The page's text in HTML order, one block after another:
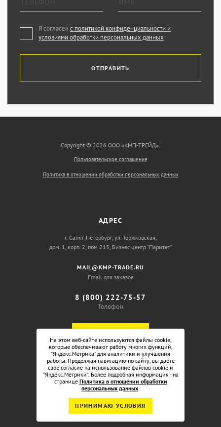
Я согласен с политикой конфиденциальности и
условиями обработки персональных данных
ОТПРАВИТЬ
Copyright © 2026 ООО «КМП-ТРЕЙД».
Пользовательское соглашение
Политика в отношении обработки персональных данных
АДРЕС
г. Санкт-Петербург, ул. Торжковская,
дом. 1, корп. 2, пом 215, Бизнес центр “Паритет”
MAIL@KMP-TRADE.RU
Email для заказов
8 (800) 222-75-57
Телефон
На этом веб-сайте используются файлы cookie,
которые обеспечивают работу многих функций,
"Яндекс.Метрика" для аналитики и улучшения
работы. Продолжая навигацию по сайту, вы даёте
своё согласие на использование файлов cookie и
"Яндекс.Метрики". Более подробная информация - на
странице Политика в отношении обработки
персональных данных.
ПРИНИМАЮ УСЛОВИЯ